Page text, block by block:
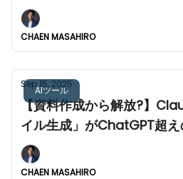
トして修正など今週も重大AIニ
CHAEN MASAHIRO
AIツール
Sep 15, 2025
【資料作成から解放?】
イル生成」がChatGPT超
CHAEN MASAHIRO